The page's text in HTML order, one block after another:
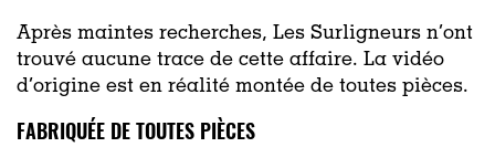
Après maintes recherches, Les Surligneurs n’ont
trouvé aucune trace de cette affaire. La vidéo
d’origine est en réalité montée de toutes pièces.
FABRIQUÉE DE TOUTES PIÈCES